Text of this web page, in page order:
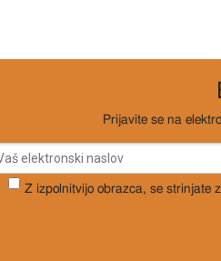
Prijavite se na
Z izpolnitvijo obrazca, se strinjate z